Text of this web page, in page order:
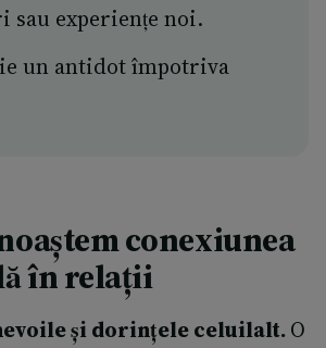
sau experiențe noi.
un antidot împotriva
conexiunea
în relații
și dorințele celuilalt.O